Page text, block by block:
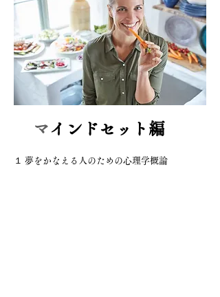
​ マインドセット編
１ 夢をかなえる人のための心理学概論